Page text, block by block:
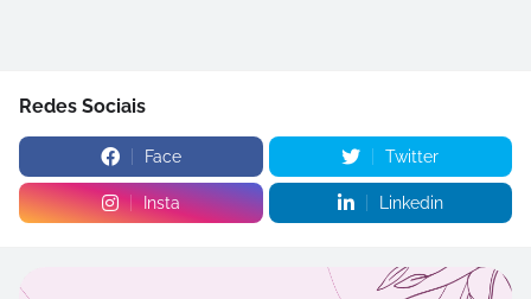
Redes Sociais
Face Twitter
Insta Linkedin